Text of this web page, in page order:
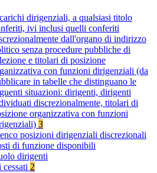
dirigenziali, a qualsiasi titolo
ivi inclusi quelli conferiti
dall'organo di indirizzo
senza procedure pubbliche di
e titolari di posizione
con funzioni dirigenziali (da
in tabelle che distinguano le
situazioni: dirigenti, dirigenti
discrezionalmente, titolari di
organizzativa con funzioni
3
posizioni dirigenziali discrezionali
di funzione disponibili
dirigenti
2